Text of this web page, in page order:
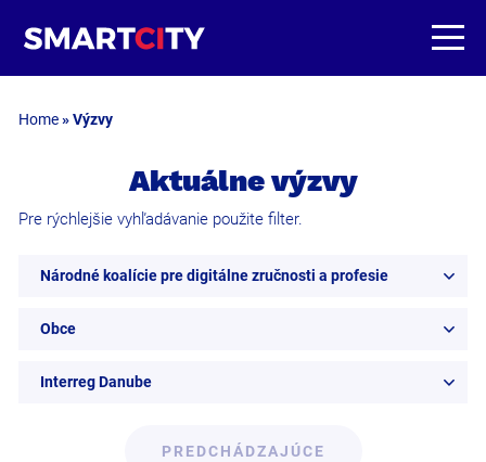
Home»Výzvy
Aktuálne výzvy
Pre rýchlejšie vyhľadávanie použite filter.
Národné koalície pre digitálne zručnosti a profesie
Obce
Interreg Danube
PREDCHÁDZAJÚCE